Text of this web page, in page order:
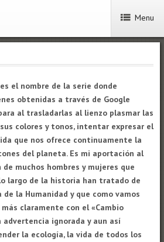
Menu
es el nombre de la serie donde
obtenidas a través de Google
al trasladarlas al lienzo plasmar las
colores y tonos, intentar expresar el
que nos ofrece continuamente la
del planeta. Es mi aportación al
muchos hombres y mujeres que
largo de la historia han tratado de
la Humanidad y que como vamos
claramente con el «Cambio
ignorada y aun así
la ecología, la vida de todos los